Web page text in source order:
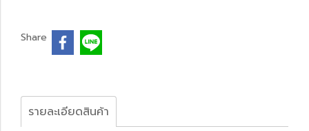
Share
รายละเอียดสินค้า